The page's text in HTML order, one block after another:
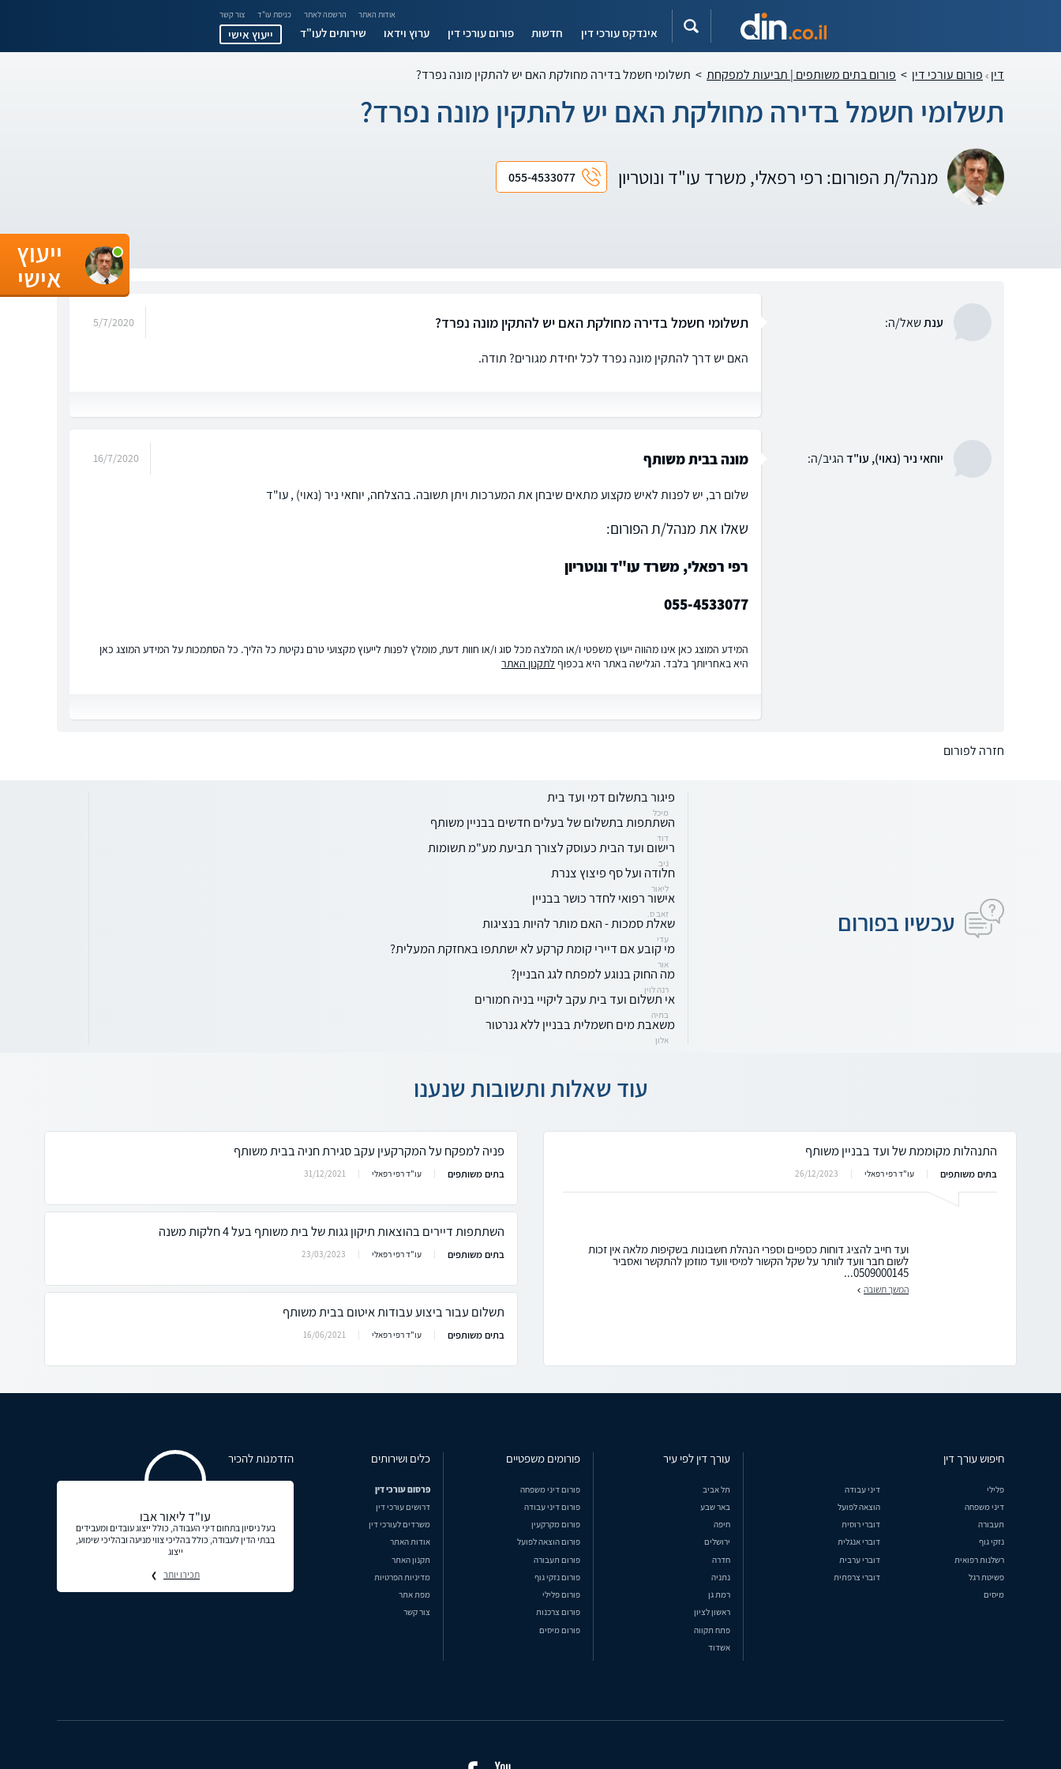
אודות האתר הרשמה לאתר כניסת עו"ד צור קשר
אינדקס עורכי דין חדשות פורום עורכי דין ערוץ וידאו שירותים לעו"ד ייעוץ אישי
דין פורום עורכי דין > פורום בתים משותפים | תביעות למפקחת > תשלומי חשמל בדירה מחולקת האם יש להתקין מונה נפרד?
תשלומי חשמל בדירה מחולקת האם יש להתקין מונה נפרד?
מנהל/ת הפורום: רפי רפאלי, משרד עו"ד ונוטריון 055-4533077
ענתשאל/ה: תשלומי חשמל בדירה מחולקת האם יש להתקין מונה נפרד? 5/7/2020
האם יש דרך להתקין מונה נפרד לכל יחידת מגורים? תודה.
יוחאי ניר (נאוי), עו"דהגיב/ה: מונה בבית משותף 16/7/2020
שלום רב, יש לפנות לאיש מקצוע מתאים שיבחן את המערכות ויתן תשובה. בהצלחה, יוחאי ניר (נאוי) , עו"ד
שאלו את מנהל/ת הפורום:
רפי רפאלי, משרד עו"ד ונוטריון
055-4533077
המידע המוצג כאן אינו מהווה ייעוץ משפטי ו/או המלצה מכל סוג ו/או חוות דעת, מומלץ לפנות לייעוץ מקצועי טרם נקיטת כל הליך. כל הסתמכות על המידע המוצג כאן
היא באחריותך בלבד. הגלישה באתר היא בכפוף לתקנון האתר
חזרה לפורום
עכשיו בפורום
פיגור בתשלום דמי ועד בית
מיכל
השתתפות בתשלום של בעלים חדשים בבניין משותף
דוד
רישום ועד הבית כעוסק לצורך תביעת מע"מ תשומות
ניב
חלודה ועל סף פיצוץ צנרת
ליאור
אישור רפואי לחדר כושר בבניין
זאב ס.
שאלת סמכות - האם מותר להיות בנציגות
עדי
מי קובע אם דיירי קומת קרקע לא ישתתפו באחזקת המעלית?
אור
מה החוק בנוגע למפתח לגג הבניין?
רנה לוין
אי תשלום ועד בית עקב ליקויי בניה חמורים
בתיה
משאבת מים חשמלית בבניין ללא גנרטור
אלון
עוד שאלות ותשובות שנענו
התנהלות מקוממת של ועד בבניין משותף
בתים משותפים עו"ד רפי רפאלי 26/12/2023
ועד חייב להציג דוחות כספיים וספרי הנהלת חשבונות בשקיפות מלאה אין זכות
לשום חבר וועד לוותר על שקל הקשור למיסי וועד מוזמן להתקשר ואסביר
0509000145...
המשך תשובה
פניה למפקח על המקרקעין עקב סגירת חניה בבית משותף
בתים משותפים עו"ד רפי רפאלי 31/12/2021
השתתפות דיירים בהוצאות תיקון גגות של בית משותף בעל 4 חלקות משנה
בתים משותפים עו"ד רפי רפאלי 23/03/2023
תשלום עבור ביצוע עבודות איטום בבית משותף
בתים משותפים עו"ד רפי רפאלי 16/06/2021
ייעוץ
אישי
חיפוש עורך דין
פלילי
דיני עבודה
דיני משפחה
הוצאה לפועל
תעבורה
דוברי רוסית
נזקי גוף
דוברי אנגלית
רשלנות רפואית
דוברי ערבית
פשיטת רגל
דוברי צרפתית
מיסים
עורך דין לפי עיר
תל אביב
באר שבע
חיפה
ירושלים
חדרה
נתניה
רמת גן
ראשון לציון
פתח תקווה
אשדוד
פורומים משפטיים
פורום דיני משפחה
פורום דיני עבודה
פורום מקרקעין
פורום הוצאה לפועל
פורום תעבורה
פורום נזקי גוף
פורום פלילי
פורום צרכנות
פורום מיסים
כלים ושירותים
פרסום עורכי דין
דרושים עורכי דין
משרדים לעורכי דין
אודות האתר
תקנון האתר
מדיניות הפרטיות
מפת אתר
צור קשר
הזדמנות להכיר
עו"ד ליאור אבו
בעל ניסיון בתחום דיני העבודה, כולל ייצוג עובדים ומעבידים
בבתי הדין לעבודה, כולל בהליכי צווי מניעה ובהליכי שימוע,
ייצוג
תכירו יותר